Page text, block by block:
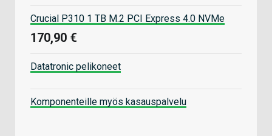
Crucial P310 1 TB M.2 PCI Express 4.0 NVMe
170,90 €
Datatronic pelikoneet
Komponenteille myös kasauspalvelu